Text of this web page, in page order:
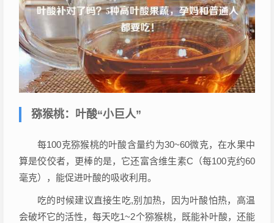
猕猴桃：叶酸“小巨人”
每100克猕猴桃的叶酸含量约为30~60微克，在水果中
算是佼佼者，更棒的是，它还富含维生素C（每100克约60
毫克），能促进叶酸的吸收利用。
吃的时候建议直接生吃,别加热，因为叶酸怕热，高温
会破坏它的活性，每天吃1~2个猕猴桃，既能补叶酸，还能